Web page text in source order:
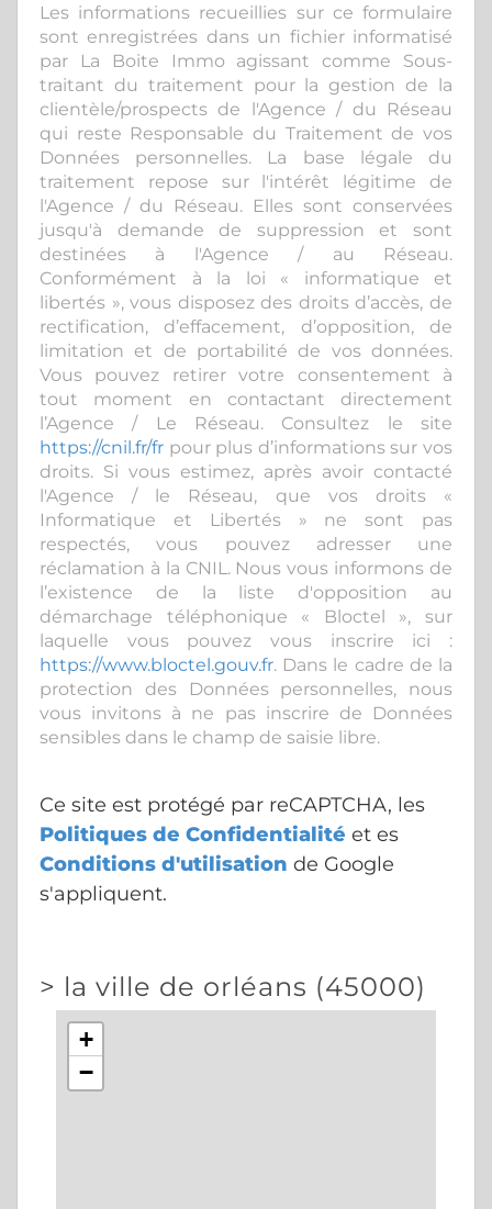
Les informations recueillies sur ce formulaire
sont enregistrées dans un fichier informatisé
par La Boite Immo agissant comme Sous-
traitant du traitement pour la gestion de la
clientèle/prospects de l'Agence / du Réseau
qui reste Responsable du Traitement de vos
Données personnelles. La base légale du
traitement repose sur l'intérêt légitime de
l'Agence / du Réseau. Elles sont conservées
jusqu'à demande de suppression et sont
destinées à l'Agence / au Réseau.
Conformément à la loi « informatique et
libertés », vous disposez des droits d’accès, de
rectification, d’effacement, d’opposition, de
limitation et de portabilité de vos données.
Vous pouvez retirer votre consentement à
tout moment en contactant directement
l’Agence / Le Réseau. Consultez le site
https://cnil.fr/fr pour plus d’informations sur vos
droits. Si vous estimez, après avoir contacté
l'Agence / le Réseau, que vos droits «
Informatique et Libertés » ne sont pas
respectés, vous pouvez adresser une
réclamation à la CNIL. Nous vous informons de
l’existence de la liste d'opposition au
démarchage téléphonique « Bloctel », sur
laquelle vous pouvez vous inscrire ici :
https://www.bloctel.gouv.fr. Dans le cadre de la
protection des Données personnelles, nous
vous invitons à ne pas inscrire de Données
sensibles dans le champ de saisie libre.
Ce site est protégé par reCAPTCHA, les
Politiques de Confidentialité et es
Conditions d'utilisation de Google
s'appliquent.
> la ville de orléans (45000)
+
−